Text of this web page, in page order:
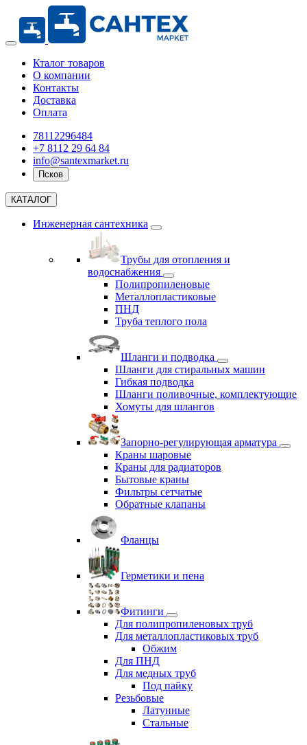
Кталог товаров
О компании
Контакты
Доставка
Оплата
78112296484
+7 8112 29 64 84
info@santexmarket.ru
Псков
КАТАЛОГ
Инженерная сантехника
Трубы для отопления и
водоснабжения
Полипропиленовые
Металлопластиковые
ПНД
Труба теплого пола
Шланги и подводка
Шланги для стиральных машин
Гибкая подводка
Шланги поливочные, комплектующие
Хомуты для шлангов
Запорно-регулирующая арматура
Краны шаровые
Краны для радиаторов
Бытовые краны
Фильтры сетчатые
Обратные клапаны
Фланцы
Герметики и пена
Фитинги
Для полипропиленовых труб
Для металлопластиковых труб
Обжим
Для ПНД
Для медных труб
Под пайку
Резьбовые
Латунные
Cтальные